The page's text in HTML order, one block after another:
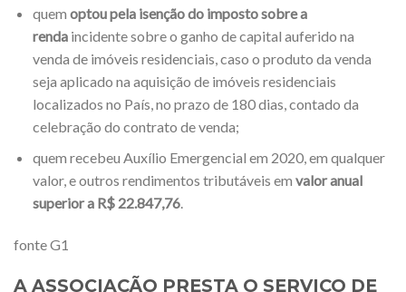
quem optou pela isenção do imposto sobre a
renda incidente sobre o ganho de capital auferido na
venda de imóveis residenciais, caso o produto da venda
seja aplicado na aquisição de imóveis residenciais
localizados no País, no prazo de 180 dias, contado da
celebração do contrato de venda;
quem recebeu Auxílio Emergencial em 2020, em qualquer
valor, e outros rendimentos tributáveis em valor anual
superior a R$ 22.847,76.
fonte G1
A ASSOCIAÇÃO PRESTA O SERVIÇO DE